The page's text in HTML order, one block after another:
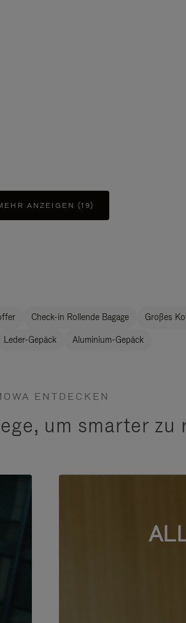
ANZEIGEN (19)
Check-in Rollende Bagage Großes
Leder-Gepäck Aluminium-Gepäck
ENTDECKEN
um smarter zu